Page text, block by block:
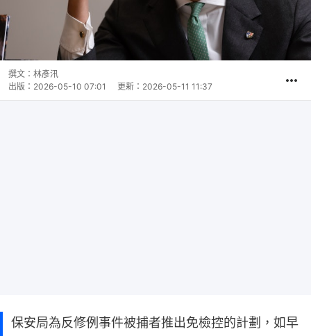
撰文： 林彥汛
出版： 2026-05-10 07:01 更新： 2026-05-11 11:37
保安局為反修例事件被捕者推出免檢控的計劃，如早